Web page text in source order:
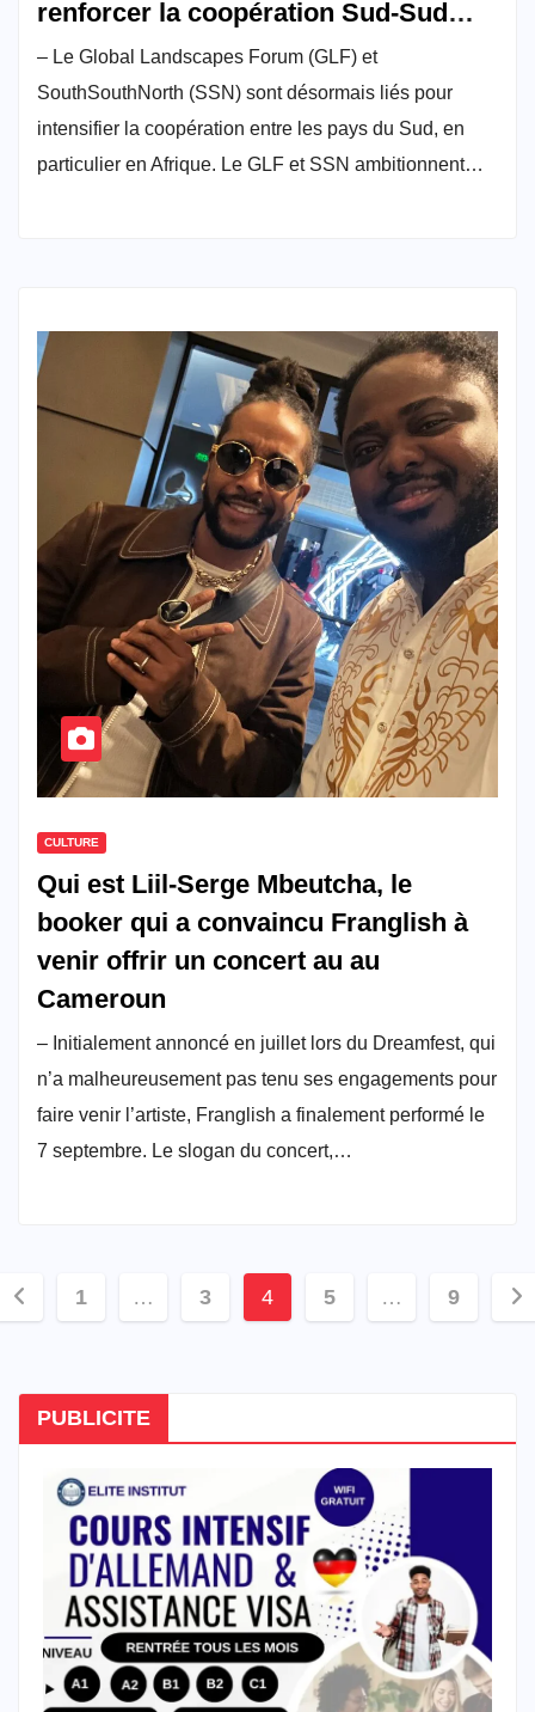
renforcer la coopération Sud-Sud
avec un accent sur l’Afrique
– Le Global Landscapes Forum (GLF) et
SouthSouthNorth (SSN) sont désormais liés pour
intensifier la coopération entre les pays du Sud, en
particulier en Afrique. Le GLF et SSN ambitionnent…
CULTURE
Qui est Liil-Serge Mbeutcha, le
booker qui a convaincu Franglish à
venir offrir un concert au au
Cameroun
– Initialement annoncé en juillet lors du Dreamfest, qui
n’a malheureusement pas tenu ses engagements pour
faire venir l’artiste, Franglish a finalement performé le
7 septembre. Le slogan du concert,…
1 … 3 4 5 … 9
PUBLICITE